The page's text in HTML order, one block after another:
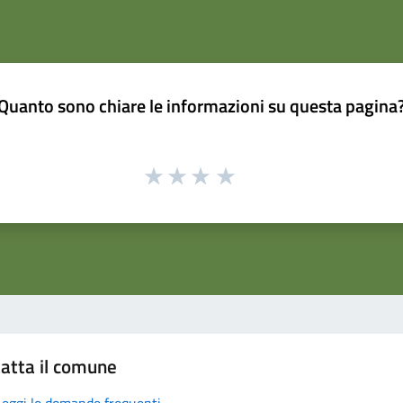
sono chiare le informazioni su questa
il comune